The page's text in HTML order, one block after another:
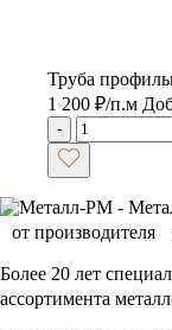
Труба
1 200 ₽/п.м
-
Более 20 лет
ассортимента